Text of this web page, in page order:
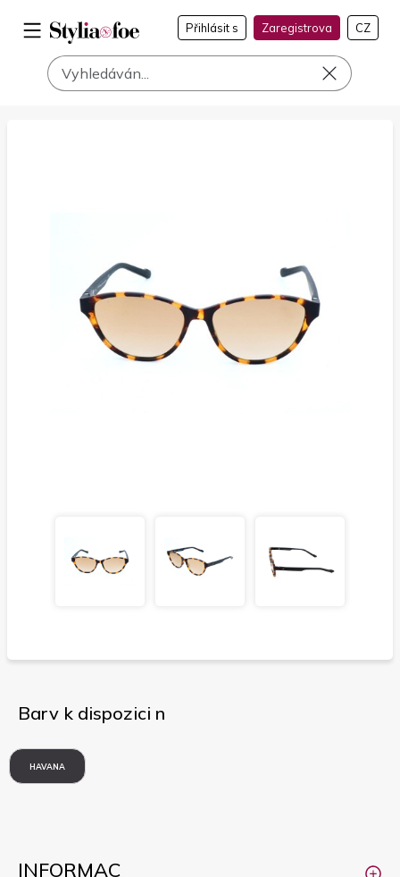
Přihlásit s Zaregistrova CZ
Barv k dispozici n
HAVANA
INFORMAC